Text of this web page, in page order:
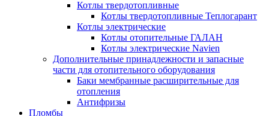
Котлы твердотопливные
Котлы твердотопливные Теплогарант
Котлы электрические
Котлы отопительные ГАЛАН
Котлы электрические Navien
Дополнительные принадлежности и запасные
части для отопительного оборудования
Баки мембранные расширительные для
отопления
Антифризы
Пломбы